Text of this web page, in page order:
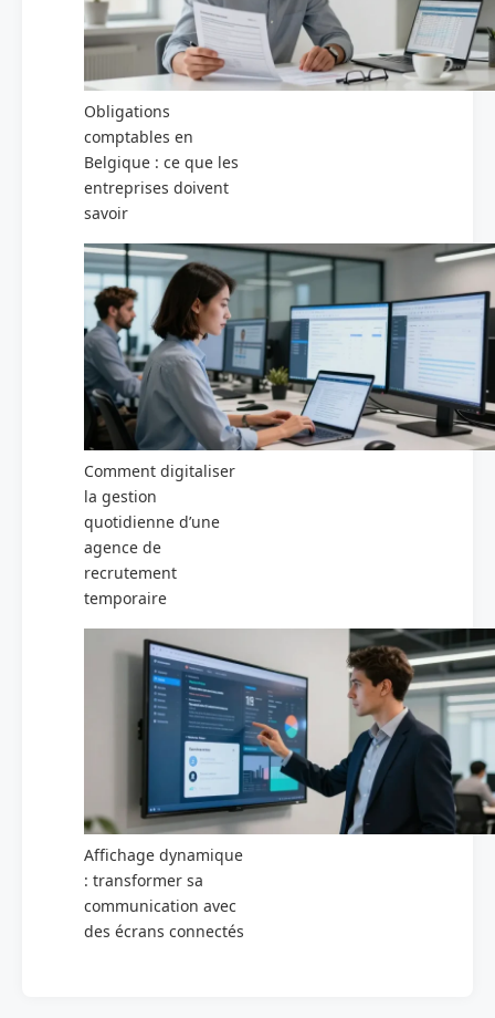
Obligations
comptables en
Belgique : ce que les
entreprises doivent
savoir
Comment digitaliser
la gestion
quotidienne d’une
agence de
recrutement
temporaire
Affichage dynamique
: transformer sa
communication avec
des écrans connectés